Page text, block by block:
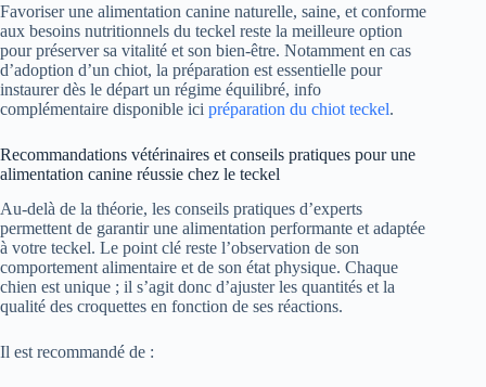
Favoriser une alimentation canine naturelle, saine, et conforme
aux besoins nutritionnels du teckel reste la meilleure option
pour préserver sa vitalité et son bien-être. Notamment en cas
d’adoption d’un chiot, la préparation est essentielle pour
instaurer dès le départ un régime équilibré, info
complémentaire disponible ici préparation du chiot teckel.
Recommandations vétérinaires et conseils pratiques pour une
alimentation canine réussie chez le teckel
Au-delà de la théorie, les conseils pratiques d’experts
permettent de garantir une alimentation performante et adaptée
à votre teckel. Le point clé reste l’observation de son
comportement alimentaire et de son état physique. Chaque
chien est unique ; il s’agit donc d’ajuster les quantités et la
qualité des croquettes en fonction de ses réactions.
Il est recommandé de :